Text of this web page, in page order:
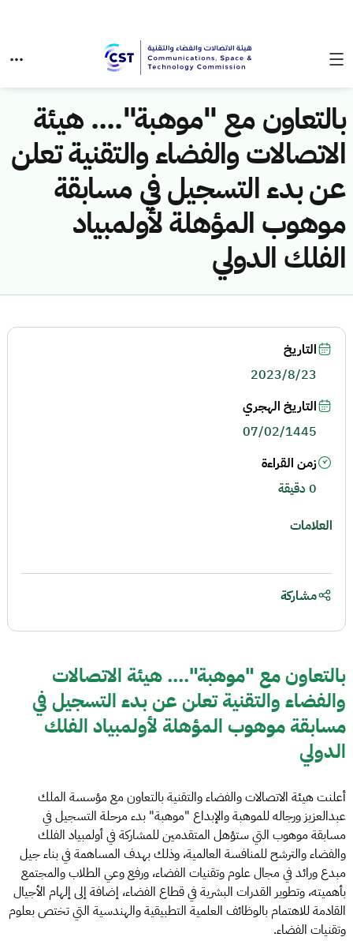
بالتعاون مع "موهبة".... هيئة
الاتصالات والفضاء والتقنية تعلن
عن بدء التسجيل في مسابقة
موهوب المؤهلة لأولمبياد
الفلك الدولي
بالتعاون مع "موهبة".... هيئة الاتصالات
والفضاء والتقنية تعلن عن بدء التسجيل في
مسابقة موهوب المؤهلة لأولمبياد الفلك
الدولي
أعلنت هيئة الاتصالات والفضاء والتقنية بالتعاون مع مؤسسة الملك
عبدالعزيز ورجاله للموهبة والإبداع "موهبة" بدء مرحلة التسجيل في
مسابقة موهوب التي ستؤهل المتقدمين للمشاركة في أولمبياد الفلك
والفضاء والترشح للمنافسة العالمية، وذلك بهدف المساهمة في بناء جيل
مبدع ورائد في مجال علوم وتقنيات الفضاء، ورفع وعي الطلاب والمجتمع
بأهميته، وتطوير القدرات البشرية في قطاع الفضاء، إضافة إلى إلهام الأجيال
القادمة للاهتمام بالوظائف العلمية التطبيقية والهندسية التي تختص بعلوم
وتقنيات الفضاء.
التاريخ
2023/8/23
التاريخ الهجري
07/02/1445
زمن القراءة
0 دقيقة
العلامات
مشاركة